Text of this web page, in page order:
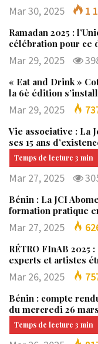
Mar 30, 2025 1
Ramadan 2025 :
célébration pour ce
Mar 29, 2025
« Eat and Drink »
la 6è édition
Mar 29, 2025
Vie associative : La
ses 15 ans
Mar 27, 2025
Bénin : La JCI
formation pratique
Mar 27, 2025
RÉTRO FInAB 2025
experts et artistes
Mar 26, 2025
Bénin : compte
du mercredi 26